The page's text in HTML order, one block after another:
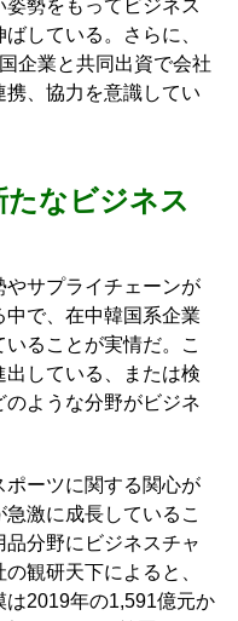
勢をもってビジネス
している。さらに、
企業と共同出資で会社
、協力を意識してい
たなビジネス
サプライチェーンが
で、在中韓国系企業
ることが実情だ。こ
している、または検
ような分野がビジネ
ポーツに関する関心が
激に成長しているこ
分野にビジネスチャ
観研天下によると、
2019年の1,591億元か